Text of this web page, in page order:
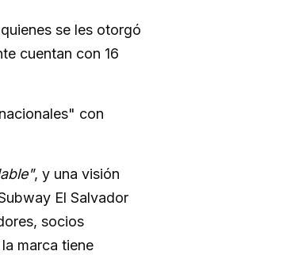
se les otorgó
cuentan con 16
con
, y una visión
El Salvador
socios
marca tiene